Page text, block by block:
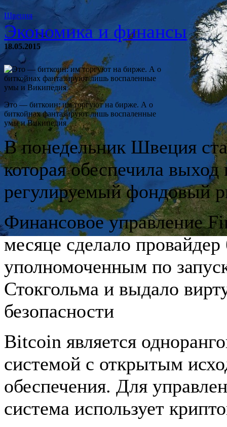
Швеция
Экономика и финансы
18.05.2015
Это — биткоин: им торгуют на бирже. А о
биткойнах фантазируют лишь воспаленные
умы и Википедия
В понедельник Швеция
которая обеспечила
регулируемый фондовый
Финансовое управление
месяце сделало
уполномоченным по
Стокгольма и выдало
безопасности
Bitcoin является
системой с открытым
обеспечения. Для
система использует